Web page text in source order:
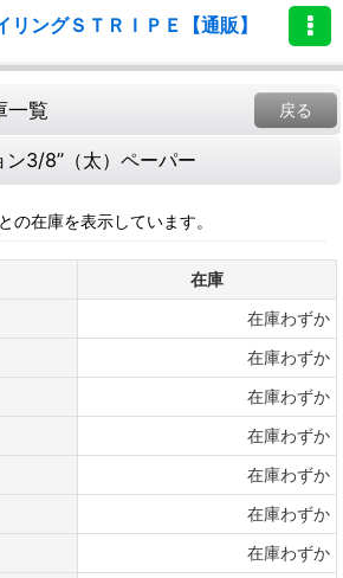
リングＳＴＲＩＰＥ【通販】
一覧 戻る
3/8”（太）ペーパー
の在庫を表示しています。
在庫
在庫わずか
在庫わずか
在庫わずか
在庫わずか
在庫わずか
在庫わずか
在庫わずか